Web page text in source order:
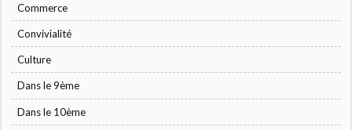
Commerce
Convivialité
Culture
Dans le 9ème
Dans le 10ème